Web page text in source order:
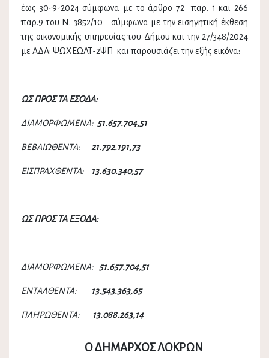
έως 30-9-2024 σύμφωνα με το άρθρο 72 παρ. 1 και 266
παρ.9 του Ν. 3852/10 σύμφωνα με την εισηγητική έκθεση
της οικονομικής υπηρεσίας του Δήμου και την 27/348/2024
με ΑΔΑ: ΨΩΧΕΩΛΤ-2ΨΠ και παρουσιάζει την εξής εικόνα:
ΩΣ ΠΡΟΣ ΤΑ ΕΣΟΔΑ:
ΔΙΑΜΟΡΦΩΜΕΝΑ: 51.657.704,51
ΒΕΒΑΙΩΘΕΝΤΑ: 21.792.191,73
ΕΙΣΠΡΑΧΘΕΝΤΑ: 13.630.340,57
ΩΣ ΠΡΟΣ ΤΑ ΕΞΟΔΑ:
ΔΙΑΜΟΡΦΩΜΕΝΑ: 51.657.704,51
ΕΝΤΑΛΘΕΝΤΑ: 13.543.363,65
ΠΛΗΡΩΘΕΝΤΑ: 13.088.263,14
Ο ΔΗΜΑΡΧΟΣ ΛΟΚΡΩΝ